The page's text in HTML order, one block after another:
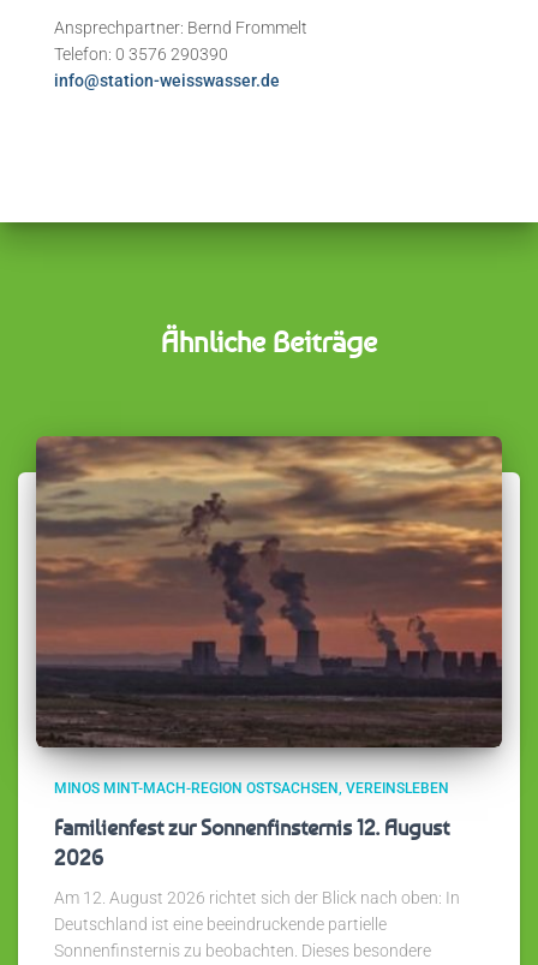
Ansprechpartner: Bernd Frommelt
Telefon: 0 3576 290390
info@station-weisswasser.de
Ähnliche Beiträge
MINOS MINT-MACH-REGION OSTSACHSEN VEREINSLEBEN
Familienfest zur Sonnenfinsternis 12. August
2026
Am 12. August 2026 richtet sich der Blick nach oben: In
Deutschland ist eine beeindruckende partielle
Sonnenfinsternis zu beobachten. Dieses besondere